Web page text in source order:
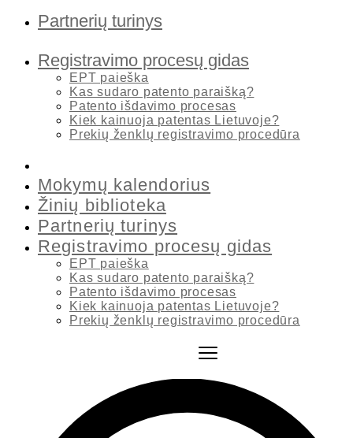
Partnerių turinys
Registravimo procesų gidas
EPT paieška
Kas sudaro patento paraišką?
Patento išdavimo procesas
Kiek kainuoja patentas Lietuvoje?
Prekių ženklų registravimo procedūra
Mokymų kalendorius
Žinių biblioteka
Partnerių turinys
Registravimo procesų gidas
EPT paieška
Kas sudaro patento paraišką?
Patento išdavimo procesas
Kiek kainuoja patentas Lietuvoje?
Prekių ženklų registravimo procedūra